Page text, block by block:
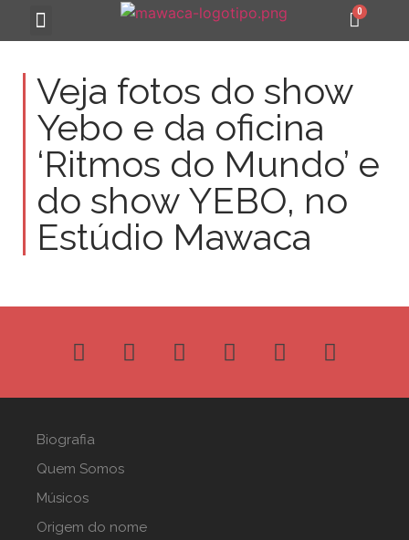
Veja fotos do show
Yebo e da oficina
‘Ritmos do Mundo’ e
do show YEBO, no
Estúdio Mawaca
Biografia
Quem Somos
Músicos
Origem do nome